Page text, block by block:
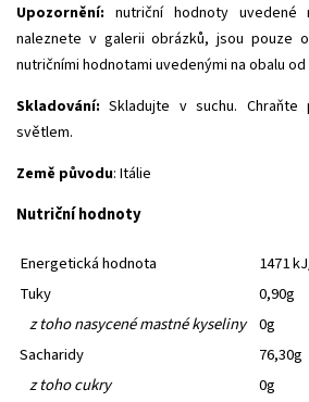
Upozornění: nutriční hodnoty
naleznete v galerii obrázků, jsou pouze
nutričními hodnotami uvedenými na obalu
Skladování: Skladujte v suchu. Chraňte
světlem.
Země původu: Itálie
Nutriční hodnoty
Energetická hodnota
1471
Tuky
0,90g
z toho nasycené mastné kyseliny 0g
Sacharidy
76,30g
z toho cukry
0g